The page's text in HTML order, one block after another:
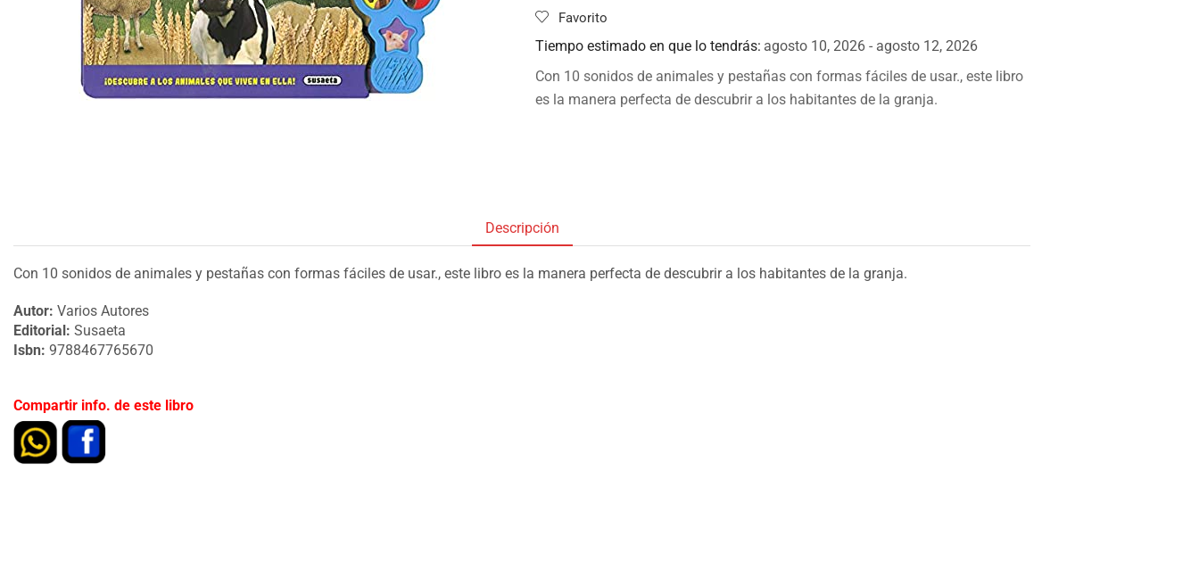
Favorito
Tiempo estimado en que lo tendrás: agosto 10, 2026 - agosto 12, 2026
Con 10 sonidos de animales y pestañas con formas fáciles de usar., este libro
es la manera perfecta de descubrir a los habitantes de la granja.
Descripción
Con 10 sonidos de animales y pestañas con formas fáciles de usar., este libro es la manera perfecta de descubrir a los habitantes de la granja.
Autor: Varios Autores
Editorial: Susaeta
Isbn: 9788467765670
Compartir info. de este libro